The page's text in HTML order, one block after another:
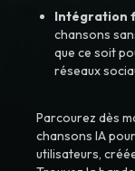
Intégration
chansons
que ce soit
réseaux
Parcourez dès
chansons IA
utilisateurs,